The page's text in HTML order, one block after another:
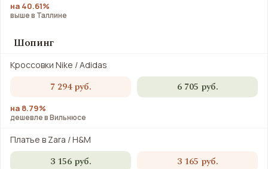
на 40.61%
выше в Таллине
Шопинг
Кроссовки Nike / Adidas
7 294 руб. 6 705 руб.
на 8.79%
дешевле в Вильнюсе
Платье в Zara / H&M
3 156 руб. 3 165 руб.